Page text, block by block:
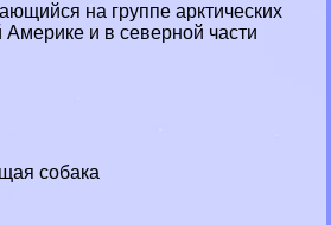
на группе арктических
и в северной части
собака